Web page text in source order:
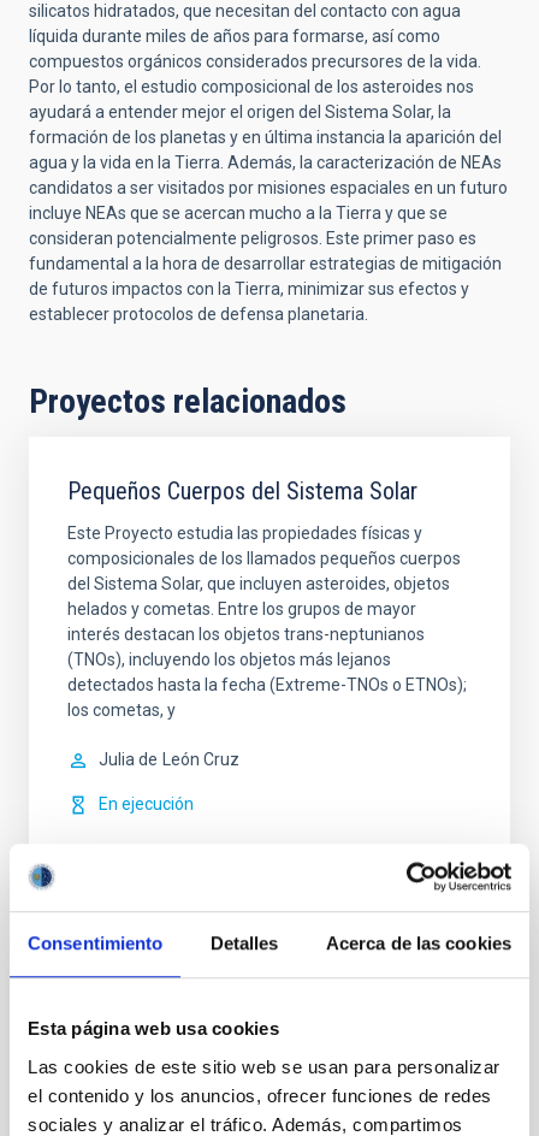
Consentimiento Detalles Acerca de las cookies
Esta página web usa cookies
Las cookies de este sitio web se usan para personalizar
el contenido y los anuncios, ofrecer funciones de redes
sociales y analizar el tráfico. Además, compartimos
silicatos hidratados, que necesitan del contacto con agua
líquida durante miles de años para formarse, así como
compuestos orgánicos considerados precursores de la vida.
Por lo tanto, el estudio composicional de los asteroides nos
ayudará a entender mejor el origen del Sistema Solar, la
formación de los planetas y en última instancia la aparición del
agua y la vida en la Tierra. Además, la caracterización de NEAs
candidatos a ser visitados por misiones espaciales en un futuro
incluye NEAs que se acercan mucho a la Tierra y que se
consideran potencialmente peligrosos. Este primer paso es
fundamental a la hora de desarrollar estrategias de mitigación
de futuros impactos con la Tierra, minimizar sus efectos y
establecer protocolos de defensa planetaria.
Proyectos relacionados
Pequeños Cuerpos del Sistema Solar
Este Proyecto estudia las propiedades físicas y
composicionales de los llamados pequeños cuerpos
del Sistema Solar, que incluyen asteroides, objetos
helados y cometas. Entre los grupos de mayor
interés destacan los objetos trans-neptunianos
(TNOs), incluyendo los objetos más lejanos
detectados hasta la fecha (Extreme-TNOs o ETNOs);
los cometas, y
Julia de León Cruz
En ejecución
REGIONAL
TIPO DE FINANCIACIÓN
PÚBLICA